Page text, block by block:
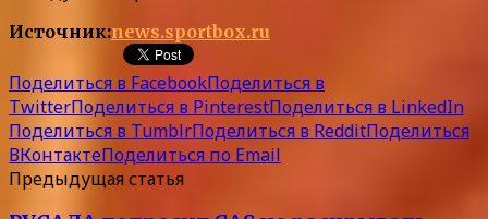
Источник:news.sportbox.ru
Поделиться в FacebookПоделиться в
TwitterПоделиться в PinterestПоделиться в LinkedIn
Поделиться в TumblrПоделиться в RedditПоделиться
ВКонтактеПоделиться по Email
Предыдущая статья